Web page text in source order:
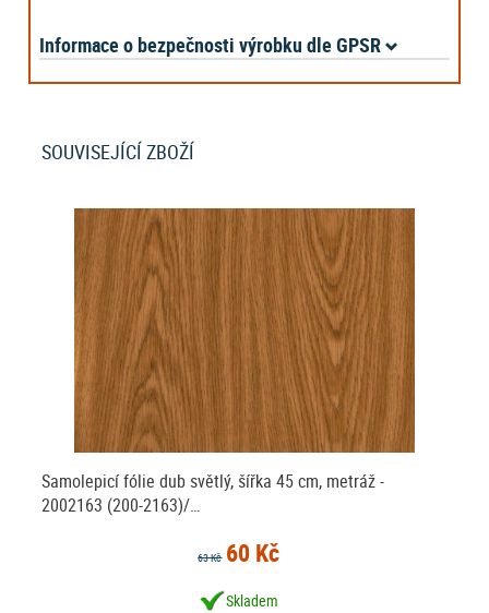
Informace o bezpečnosti výrobku dle GPSR
SOUVISEJÍCÍ ZBOŽÍ
Samolepicí fólie dub světlý, šířka 45 cm, metráž -
2002163 (200-2163)/…
63 Kč 60 Kč
Skladem